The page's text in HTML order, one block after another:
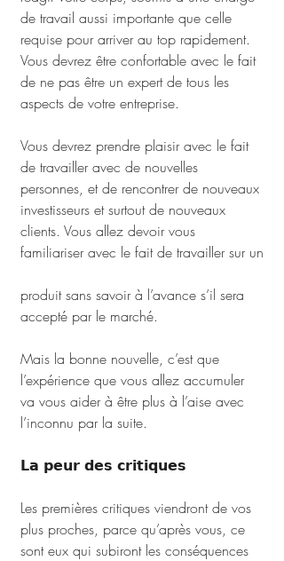
de travail aussi importante que celle
requise pour arriver au top rapidement.
Vous devrez être confortable avec le fait
de ne pas être un expert de tous les
aspects de votre entreprise.
Vous devrez prendre plaisir avec le fait
de travailler avec de nouvelles
personnes, et de rencontrer de nouveaux
investisseurs et surtout de nouveaux
clients. Vous allez devoir vous
familiariser avec le fait de travailler sur un
produit sans savoir à l’avance s’il sera
accepté par le marché.
Mais la bonne nouvelle, c’est que
l’expérience que vous allez accumuler
va vous aider à être plus à l’aise avec
l’inconnu par la suite.
𝗟𝗮 𝗽𝗲𝘂𝗿 𝗱𝗲𝘀 𝗰𝗿𝗶𝘁𝗶𝗾𝘂𝗲𝘀
Les premières critiques viendront de vos
plus proches, parce qu’après vous, ce
sont eux qui subiront les conséquences